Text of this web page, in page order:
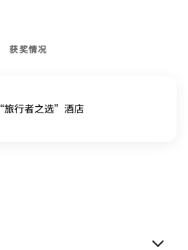
获奖情况
旅行者之选”酒店